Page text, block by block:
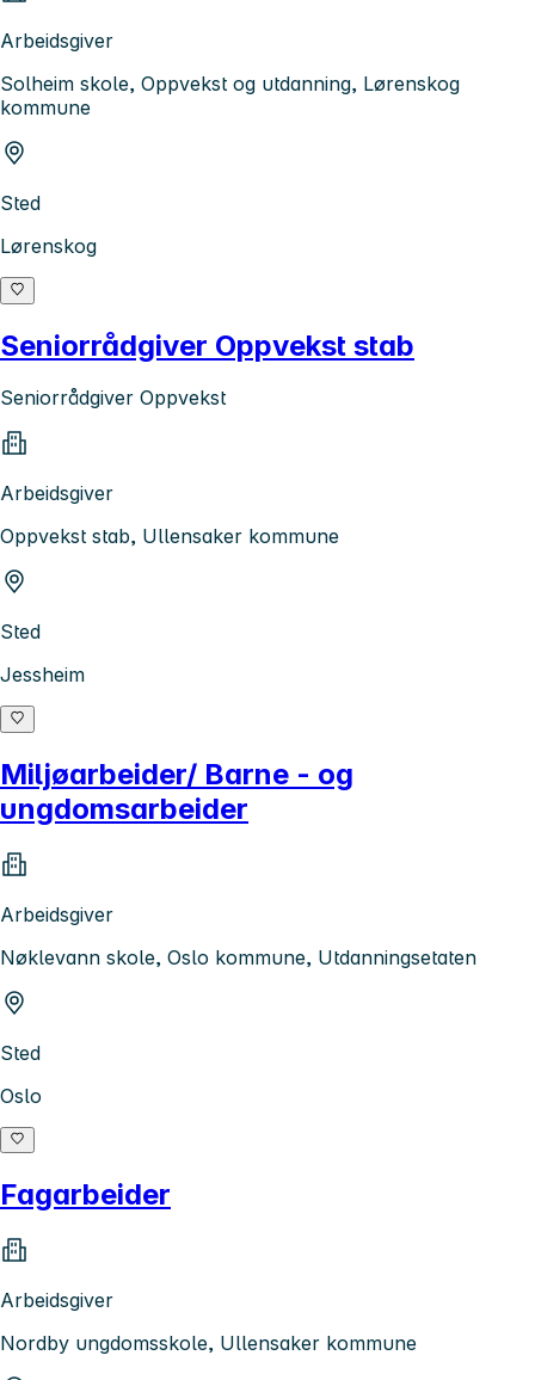
Arbeidsgiver
Solheim skole, Oppvekst og utdanning, Lørenskog
kommune
Sted
Lørenskog
Seniorrådgiver Oppvekst stab
Seniorrådgiver Oppvekst
Arbeidsgiver
Oppvekst stab, Ullensaker kommune
Sted
Jessheim
Miljøarbeider/ Barne - og
ungdomsarbeider
Arbeidsgiver
Nøklevann skole, Oslo kommune, Utdanningsetaten
Sted
Oslo
Fagarbeider
Arbeidsgiver
Nordby ungdomsskole, Ullensaker kommune